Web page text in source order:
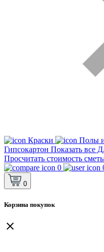
Краски Полы
Гипсокартон Показать все
Просчитать стоимость
0
0
Корзина покупок